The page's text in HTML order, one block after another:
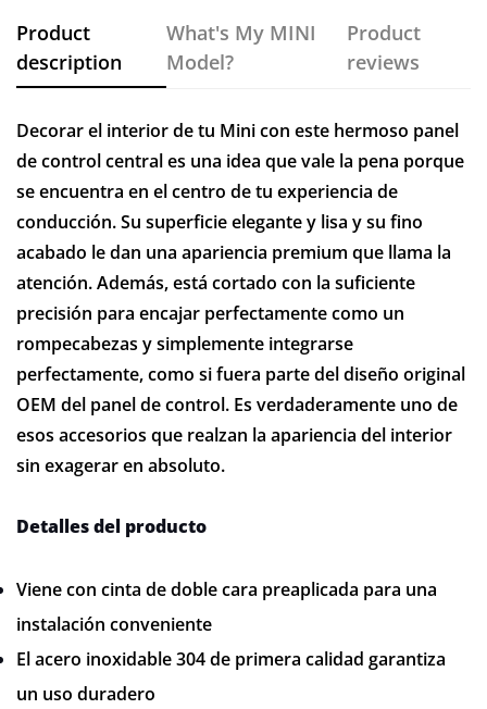
Product
description
What's My MINI
Model?
Product
reviews
Decorar el interior de tu Mini con este hermoso panel
de control central es una idea que vale la pena porque
se encuentra en el centro de tu experiencia de
conducción. Su superficie elegante y lisa y su fino
acabado le dan una apariencia premium que llama la
atención. Además, está cortado con la suficiente
precisión para encajar perfectamente como un
rompecabezas y simplemente integrarse
perfectamente, como si fuera parte del diseño original
OEM del panel de control. Es verdaderamente uno de
esos accesorios que realzan la apariencia del interior
sin exagerar en absoluto.
Detalles del producto
Viene con cinta de doble cara preaplicada para una
instalación conveniente
El acero inoxidable 304 de primera calidad garantiza
un uso duradero